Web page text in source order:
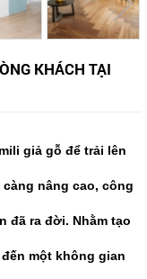
KHÁCH TẠI
giả gỗ để trải lên
nâng cao, công
đã ra đời. Nhằm tạo
một không gian